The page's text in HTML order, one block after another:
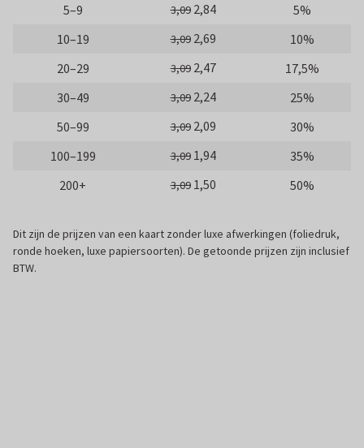
5–9
3,09 2,84
5%
10–19
3,09 2,69
10%
20–29
3,09 2,47
17,5%
30–49
3,09 2,24
25%
50–99
3,09 2,09
30%
100–199
3,09 1,94
35%
200+
3,09 1,50 50%
Dit zijn de prijzen van een kaart zonder luxe afwerkingen (foliedruk,
ronde hoeken, luxe papiersoorten). De getoonde prijzen zijn inclusief
BTW.